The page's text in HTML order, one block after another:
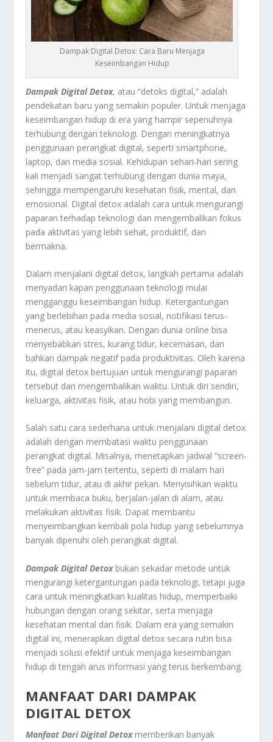
Dampak Digital Detox: Cara Baru Menjaga
Keseimbangan Hidup
Dampak Digital Detox, atau “detoks digital,” adalah
pendekatan baru yang semakin populer. Untuk menjaga
keseimbangan hidup di era yang hampir sepenuhnya
terhubung dengan teknologi. Dengan meningkatnya
penggunaan perangkat digital, seperti smartphone,
laptop, dan media sosial. Kehidupan sehari-hari sering
kali menjadi sangat terhubung dengan dunia maya,
sehingga mempengaruhi kesehatan fisik, mental, dan
emosional. Digital detox adalah cara untuk mengurangi
paparan terhadap teknologi dan mengembalikan fokus
pada aktivitas yang lebih sehat, produktif, dan
bermakna.
Dalam menjalani digital detox, langkah pertama adalah
menyadari kapan penggunaan teknologi mulai
mengganggu keseimbangan hidup. Ketergantungan
yang berlebihan pada media sosial, notifikasi terus-
menerus, atau keasyikan. Dengan dunia online bisa
menyebabkan stres, kurang tidur, kecemasan, dan
bahkan dampak negatif pada produktivitas. Oleh karena
itu, digital detox bertujuan untuk mengurangi paparan
tersebut dan mengembalikan waktu. Untuk diri sendiri,
keluarga, aktivitas fisik, atau hobi yang membangun.
Salah satu cara sederhana untuk menjalani digital detox
adalah dengan membatasi waktu penggunaan
perangkat digital. Misalnya, menetapkan jadwal “screen-
free” pada jam-jam tertentu, seperti di malam hari
sebelum tidur, atau di akhir pekan. Menyisihkan waktu
untuk membaca buku, berjalan-jalan di alam, atau
melakukan aktivitas fisik. Dapat membantu
menyeimbangkan kembali pola hidup yang sebelumnya
banyak dipenuhi oleh perangkat digital.
Dampak Digital Detoxbukan sekadar metode untuk
mengurangi ketergantungan pada teknologi, tetapi juga
cara untuk meningkatkan kualitas hidup, memperbaiki
hubungan dengan orang sekitar, serta menjaga
kesehatan mental dan fisik. Dalam era yang semakin
digital ini, menerapkan digital detox secara rutin bisa
menjadi solusi efektif untuk menjaga keseimbangan
hidup di tengah arus informasi yang terus berkembang.
MANFAAT DARI DAMPAK
DIGITAL DETOX
Manfaat Dari Digital Detoxmemberikan banyak